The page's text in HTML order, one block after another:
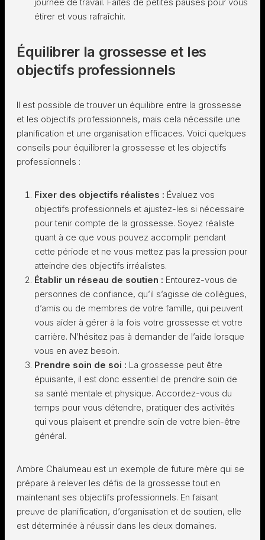
étirer et vous rafraîchir.
Équilibrer la grossesse et les
objectifs professionnels
Il est possible de trouver un équilibre entre la grossesse
et les objectifs professionnels, mais cela nécessite une
planification et une organisation efficaces. Voici quelques
conseils pour équilibrer la grossesse et les objectifs
professionnels :
Fixer des objectifs réalistes : Évaluez vos
objectifs professionnels et ajustez-les si nécessaire
pour tenir compte de la grossesse. Soyez réaliste
quant à ce que vous pouvez accomplir pendant
cette période et ne vous mettez pas la pression pour
atteindre des objectifs irréalistes.
Établir un réseau de soutien : Entourez-vous de
personnes de confiance, qu’il s’agisse de collègues,
d’amis ou de membres de votre famille, qui peuvent
vous aider à gérer à la fois votre grossesse et votre
carrière. N’hésitez pas à demander de l’aide lorsque
vous en avez besoin.
Prendre soin de soi : La grossesse peut être
épuisante, il est donc essentiel de prendre soin de
sa santé mentale et physique. Accordez-vous du
temps pour vous détendre, pratiquer des activités
qui vous plaisent et prendre soin de votre bien-être
général.
Ambre Chalumeau est un exemple de future mère qui se
prépare à relever les défis de la grossesse tout en
maintenant ses objectifs professionnels. En faisant
preuve de planification, d’organisation et de soutien, elle
est déterminée à réussir dans les deux domaines.